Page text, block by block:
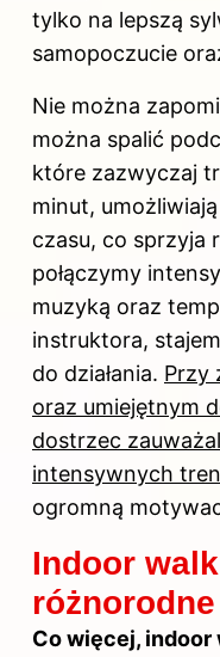
tylko na lepszą
samopoczucie
Nie można
można spalić
które zazwyczaj
minut,
czasu, co sprzyja
połączymy
muzyką oraz
instruktora,
do działania. Przy
oraz umiejętnym
dostrzec
intensywnych
ogromną
Indoor
Co więcej,